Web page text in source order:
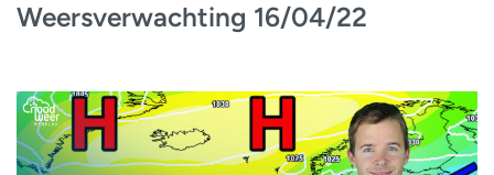
Weersverwachting 16/04/22